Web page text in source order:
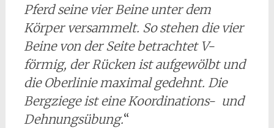
Pferd seine vier Beine unter dem
Körper versammelt. So stehen die vier
Beine von der Seite betrachtet V-
förmig, der Rücken ist aufgewölbt und
die Oberlinie maximal gedehnt. Die
Bergziege ist eine Koordinations- und
Dehnungsübung.“